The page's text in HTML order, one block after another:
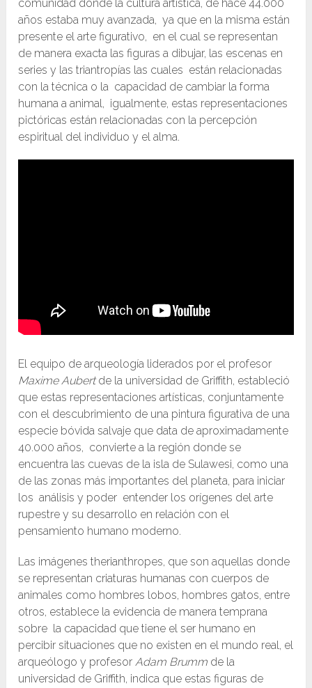
comunidad donde la cultura artística, de hace 44.000
años estaba muy avanzada, ya que en la misma están
presente el arte figurativo, en el cual se representan
de manera exacta las figuras a dibujar, las escenas en
series y las triantropías las cuales están relacionadas
con la técnica o la capacidad de cambiar la forma
humana a animal, igualmente, estas representaciones
pictóricas están relacionadas con la percepción
espiritual del individuo y el alma.
El equipo de arqueología liderados por el profesor
Maxime Aubertde la universidad de Griffith, estableció
que estas representaciones artísticas, conjuntamente
con el descubrimiento de una pintura figurativa de una
especie bóvida salvaje que data de aproximadamente
40.000 años, convierte a la región donde se
encuentra las cuevas de la isla de Sulawesi, como una
de las zonas más importantes del planeta, para iniciar
los análisis y poder entender los orígenes del arte
rupestre y su desarrollo en relación con el
pensamiento humano moderno.
Las imágenes therianthropes, que son aquellas donde
se representan criaturas humanas con cuerpos de
animales como hombres lobos, hombres gatos, entre
otros, establece la evidencia de manera temprana
sobre la capacidad que tiene el ser humano en
percibir situaciones que no existen en el mundo real, el
arqueólogo y profesorAdam Brumm de la
universidad de Griffith, indica que estas figuras de